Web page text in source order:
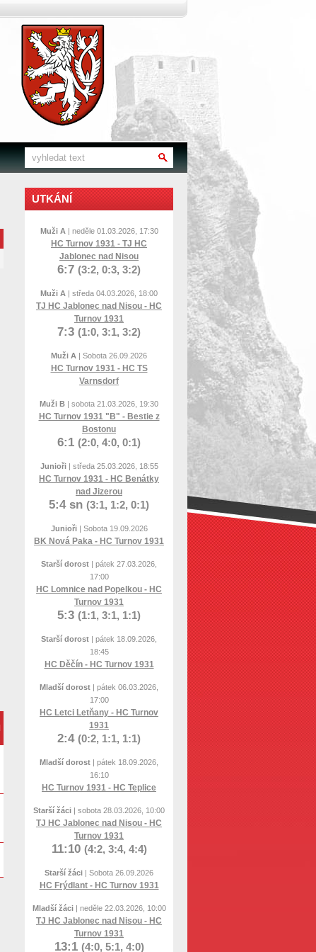
UTKÁNÍ
Muži A | neděle 01.03.2026, 17:30
HC Turnov 1931 - TJ HC
Jablonec nad Nisou
6:7 (3:2, 0:3, 3:2)
Muži A | středa 04.03.2026, 18:00
TJ HC Jablonec nad Nisou - HC
Turnov 1931
7:3 (1:0, 3:1, 3:2)
Muži A | Sobota 26.09.2026
HC Turnov 1931 - HC TS
Varnsdorf
Muži B | sobota 21.03.2026, 19:30
HC Turnov 1931 "B" - Bestie z
Bostonu
6:1 (2:0, 4:0, 0:1)
Junioři| středa 25.03.2026, 18:55
HC Turnov 1931 - HC Benátky
nad Jizerou
5:4 sn (3:1, 1:2, 0:1)
Junioři| Sobota 19.09.2026
BK Nová Paka - HC Turnov 1931
Starší dorost | pátek 27.03.2026,
17:00
HC Lomnice nad Popelkou - HC
Turnov 1931
5:3 (1:1, 3:1, 1:1)
Starší dorost | pátek 18.09.2026,
18:45
HC Děčín - HC Turnov 1931
Mladší dorost | pátek 06.03.2026,
17:00
HC Letci Letňany - HC Turnov
1931
2:4 (0:2, 1:1, 1:1)
Mladší dorost | pátek 18.09.2026,
16:10
HC Turnov 1931 - HC Teplice
Starší žáci | sobota 28.03.2026, 10:00
TJ HC Jablonec nad Nisou - HC
Turnov 1931
11:10 (4:2, 3:4, 4:4)
Starší žáci | Sobota 26.09.2026
HC Frýdlant - HC Turnov 1931
Mladší žáci| neděle 22.03.2026, 10:00
TJ HC Jablonec nad Nisou - HC
Turnov 1931
13:1 (4:0, 5:1, 4:0)